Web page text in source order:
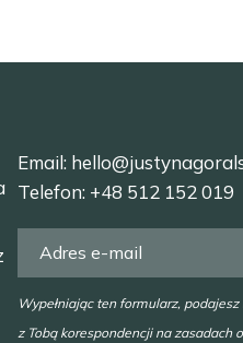
Email:
Telefon: +48 512 152 019
Wypełniając ten formularz,
z Tobą korespondencji na zasadach